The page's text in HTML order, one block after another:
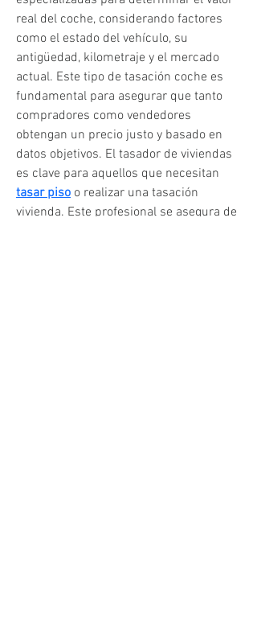
real del coche, considerando factores
como el estado del vehículo, su
antigüedad, kilometraje y el mercado
actual. Este tipo de tasación coche es
fundamental para asegurar que tanto
compradores como vendedores
obtengan un precio justo y basado en
datos objetivos. El tasador de viviendas
es clave para aquellos que necesitan
tasar piso o realizar una tasación
vivienda. Este profesional se asegura de